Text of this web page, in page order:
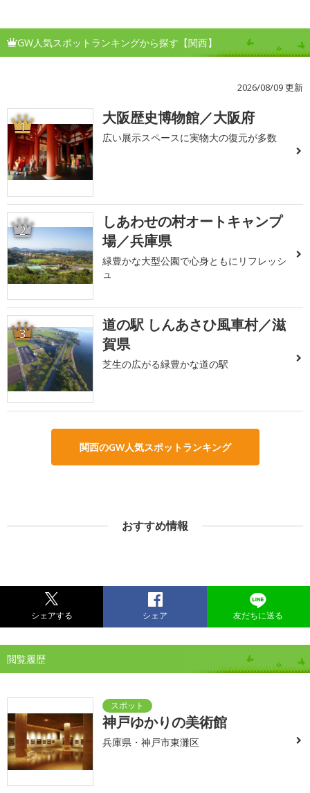
GW人気スポットランキングから探す【関西】
2026/08/09 更新
1 大阪歴史博物館／大阪府
広い展示スペースに実物大の復元が多数
2
しあわせの村オートキャンプ
場／兵庫県
緑豊かな大型公園で心身ともにリフレッシ
ュ
3
道の駅 しんあさひ風車村／滋
賀県
芝生の広がる緑豊かな道の駅
関西のGW人気スポットランキング
おすすめ情報
シェアする シェア 友だちに送る
閲覧履歴
神戸ゆかりの美術館
兵庫県・神戸市東灘区